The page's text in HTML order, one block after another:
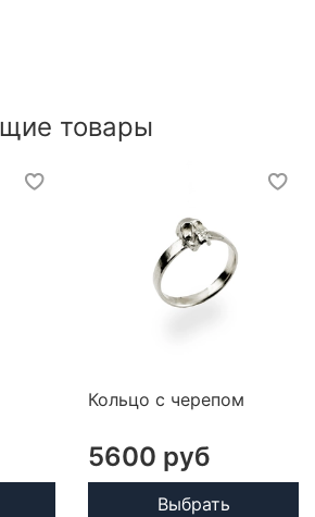
товары
Кольцо с черепом
5600 руб
Выбрать